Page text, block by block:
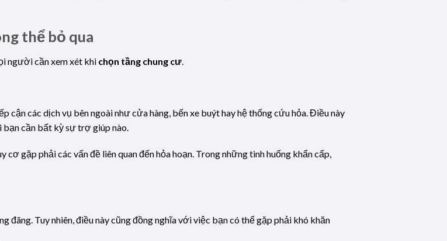
thể bỏ qua
người cần xem xét khi chọn tầng chung cư
các dịch vụ bên ngoài như cửa hàng, bến xe buýt hay hệ thống cứu hỏa. Điều này
cần bất kỳ sự trợ giúp nào.
gặp phải các vấn đề liên quan đến hỏa hoạn. Trong những tình huống khẩn cấp,
đãng. Tuy nhiên, điều này cũng đồng nghĩa với việc bạn có thể gặp phải khó khăn